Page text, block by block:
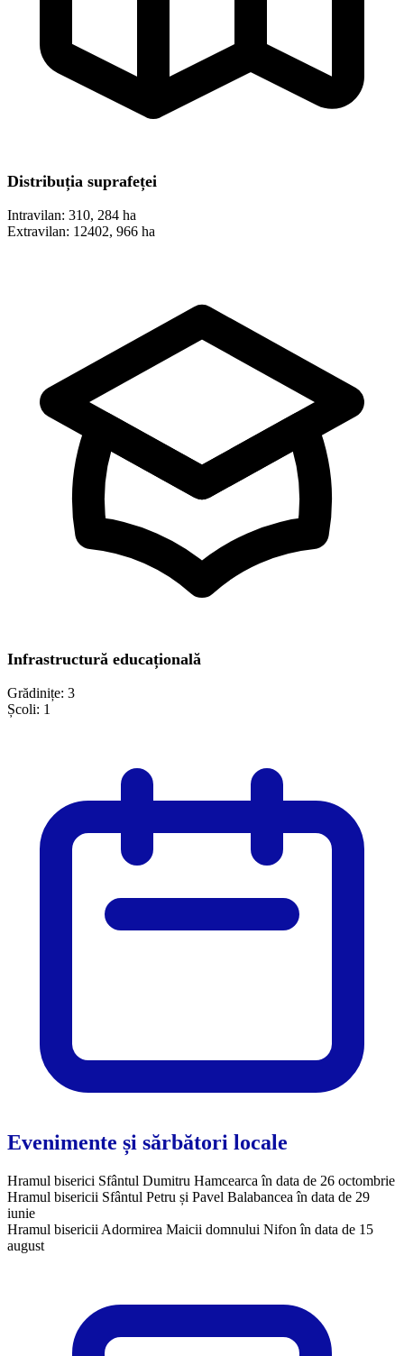
Distribuția suprafeței
Intravilan: 310, 284 ha
Extravilan: 12402, 966 ha
Infrastructură educațională
Grădinițe: 3
Școli: 1
Evenimente și sărbători locale
Hramul biserici Sfântul Dumitru Hamcearca în data de 26 octombrie
Hramul bisericii Sfântul Petru și Pavel Balabancea în data de 29
iunie
Hramul bisericii Adormirea Maicii domnului Nifon în data de 15
august